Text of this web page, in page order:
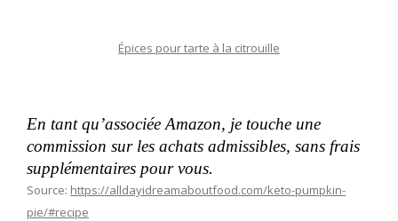
Épices pour tarte à la citrouille
En tant qu’associée Amazon, je touche une
commission sur les achats admissibles, sans frais
supplémentaires pour vous.
Source: https://alldayidreamaboutfood.com/keto-pumpkin-
pie/#recipe